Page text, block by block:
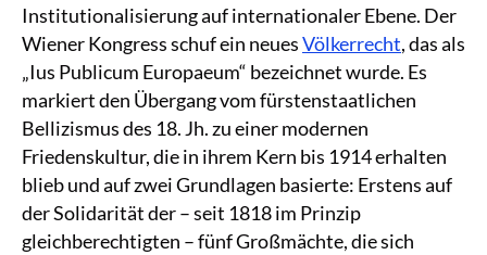
Institutionalisierung auf internationaler Ebene. Der
Wiener Kongress schuf ein neuesVölkerrecht, das als
„Ius Publicum Europaeum“ bezeichnet wurde. Es
markiert den Übergang vom fürstenstaatlichen
Bellizismus des 18. Jh. zu einer modernen
Friedenskultur, die in ihrem Kern bis 1914 erhalten
blieb und auf zwei Grundlagen basierte: Erstens auf
der Solidarität der – seit 1818 im Prinzip
gleichberechtigten – fünf Großmächte, die sich